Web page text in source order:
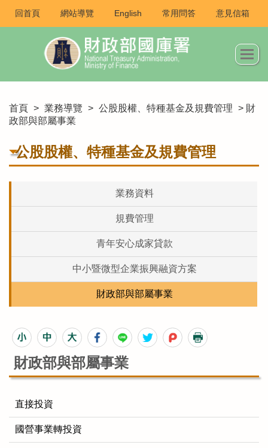
回首頁 網站導覽 English 常用問答 意見信箱
首頁 > 業務導覽 > 公股股權、特種基金及規費管理 > 財
政部與部屬事業
公股股權、特種基金及規費管理
業務資料
規費管理
青年安心成家貸款
中小暨微型企業振興融資方案
財政部與部屬事業
財政部與部屬事業
直接投資
國營事業轉投資